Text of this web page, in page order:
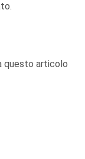
questo articolo